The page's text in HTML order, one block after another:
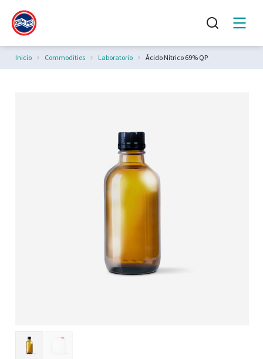
Estás aquí:
Inicio Commodities Laboratorio Ácido Nítrico 69% QP